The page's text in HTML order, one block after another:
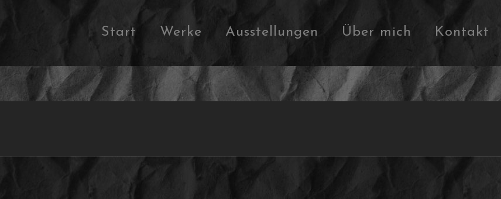
Start Werke Ausstellungen Über mich Kontakt